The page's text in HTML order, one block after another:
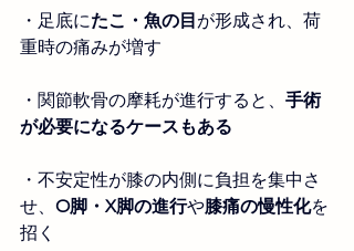
・ 足底にたこ・魚の目が形成され、荷
重時の痛みが増す
・ 関節軟骨の摩耗が進行すると、 手術
が必要になるケースもある
・ 不安定性が膝の内側に負担を集中さ
せ、 O脚・X脚の進行や膝痛の慢性化を
招く